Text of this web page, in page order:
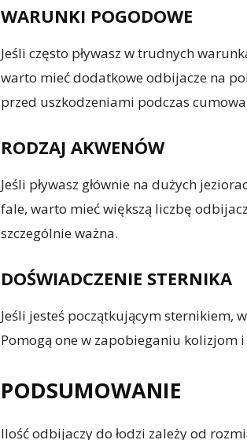
WARUNKI POGODOWE
Jeśli często pływasz w trudnych
warto mieć dodatkowe odbijacze na
przed uszkodzeniami podczas
RODZAJ AKWENÓW
Jeśli pływasz głównie na dużych
fale, warto mieć większą liczbę
szczególnie ważna.
DOŚWIADCZENIE STERNIKA
Jeśli jesteś początkującym sternikiem,
Pomogą one w zapobieganiu kolizjom
PODSUMOWANIE
Ilość odbijaczy do łodzi zależy od